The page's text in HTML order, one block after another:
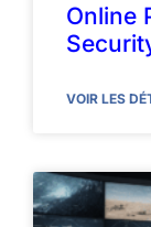
Online
VOIR LES